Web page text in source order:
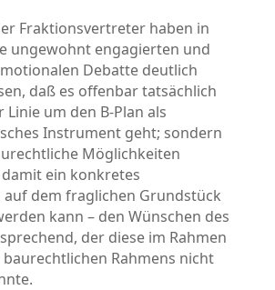
Fraktionsvertreter haben in
ungewohnt engagierten und
Debatte deutlich
daß es offenbar tatsächlich
um den B-Plan als
Instrument geht; sondern
Möglichkeiten
ein konkretes
auf dem fraglichen Grundstück
kann – den Wünschen des
der diese im Rahmen
Rahmens nicht